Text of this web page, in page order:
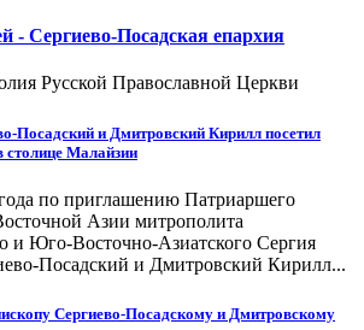
- Сергиево-Посадская епархия
Русской Православной Церкви
Посадский и Дмитровский Кирилл посетил
столице Малайзии
по приглашению Патриаршего
Азии митрополита
и Юго-Восточно-Азиатского Сергия
Посадский и Дмитровский Кирилл...
Сергиево-Посадскому и Дмитровскому